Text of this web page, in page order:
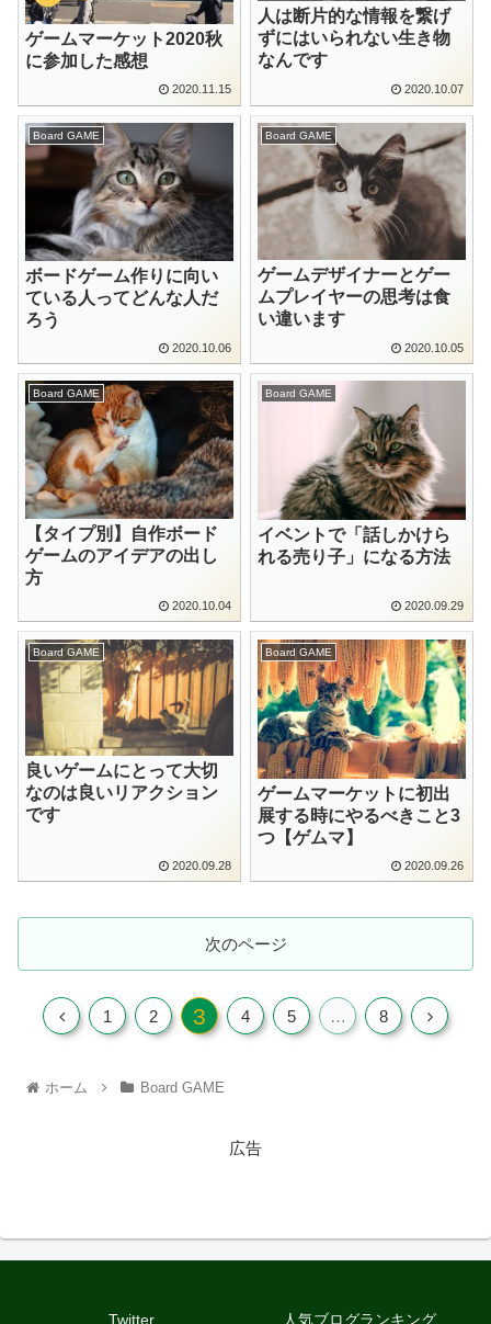
ゲームマーケット2020秋
に参加した感想
2020.11.15
人は断片的な情報を繋げ
ずにはいられない生き物
なんです
2020.10.07
Board GAME
ボードゲーム作りに向い
ている人ってどんな人だ
ろう
2020.10.06
Board GAME
ゲームデザイナーとゲー
ムプレイヤーの思考は食
い違います
2020.10.05
Board GAME
【タイプ別】自作ボード
ゲームのアイデアの出し
方
2020.10.04
Board GAME
イベントで「話しかけら
れる売り子」になる方法
2020.09.29
Board GAME
良いゲームにとって大切
なのは良いリアクション
です
2020.09.28
Board GAME
ゲームマーケットに初出
展する時にやるべきこと3
つ【ゲムマ】
2020.09.26
次のページ
1 2 3 4 5 … 8
ホーム Board GAME
広告
Twitter 人気ブログランキング